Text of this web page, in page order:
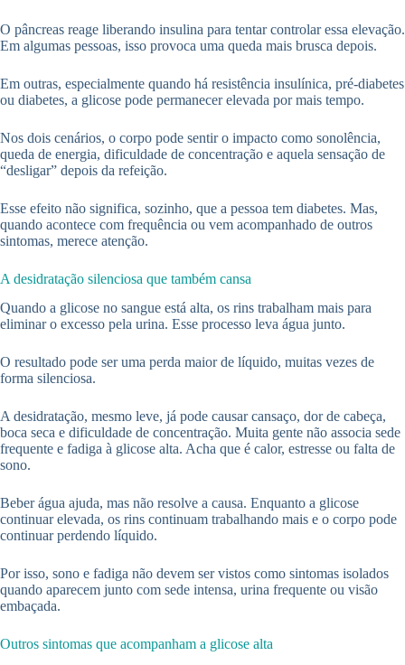
O pâncreas reage liberando insulina para tentar controlar essa elevação.
Em algumas pessoas, isso provoca uma queda mais brusca depois.
Em outras, especialmente quando há resistência insulínica, pré-diabetes
ou diabetes, a glicose pode permanecer elevada por mais tempo.
Nos dois cenários, o corpo pode sentir o impacto como sonolência,
queda de energia, dificuldade de concentração e aquela sensação de
“desligar” depois da refeição.
Esse efeito não significa, sozinho, que a pessoa tem diabetes. Mas,
quando acontece com frequência ou vem acompanhado de outros
sintomas, merece atenção.
A desidratação silenciosa que também cansa
Quando a glicose no sangue está alta, os rins trabalham mais para
eliminar o excesso pela urina. Esse processo leva água junto.
O resultado pode ser uma perda maior de líquido, muitas vezes de
forma silenciosa.
A desidratação, mesmo leve, já pode causar cansaço, dor de cabeça,
boca seca e dificuldade de concentração. Muita gente não associa sede
frequente e fadiga à glicose alta. Acha que é calor, estresse ou falta de
sono.
Beber água ajuda, mas não resolve a causa. Enquanto a glicose
continuar elevada, os rins continuam trabalhando mais e o corpo pode
continuar perdendo líquido.
Por isso, sono e fadiga não devem ser vistos como sintomas isolados
quando aparecem junto com sede intensa, urina frequente ou visão
embaçada.
Outros sintomas que acompanham a glicose alta